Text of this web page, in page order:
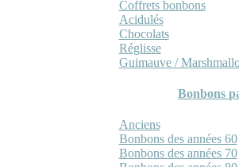
Coffrets bonbons
Acidulés
Chocolats
Réglisse
Guimauve /
Bonbons
Anciens
Bonbons des années 60
Bonbons des années 70